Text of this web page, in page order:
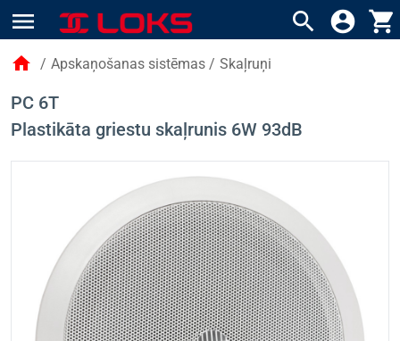
menu search account_circle shopping_cart
home / Apskaņošanas sistēmas / Skaļruņi
PC 6T
Plastikāta griestu skaļrunis 6W 93dB